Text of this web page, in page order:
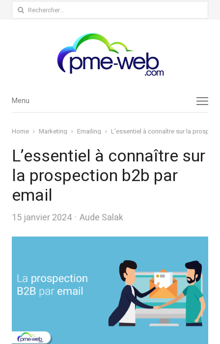
Rechercher :
Menu
Menu
Home Marketing Emailing L’essentiel à connaître sur la
L’essentiel à connaître sur
la prospection b2b par
email
15 janvier 2024 Author
Aude Salak